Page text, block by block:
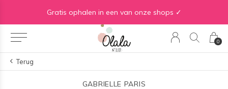
0
Gratis ophalen in een van onze shops ✓
Terug
GABRIELLE PARIS